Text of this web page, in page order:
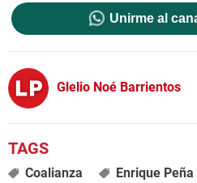
Unirme al
Glelio Noé Barrientos
Coalianza Enrique